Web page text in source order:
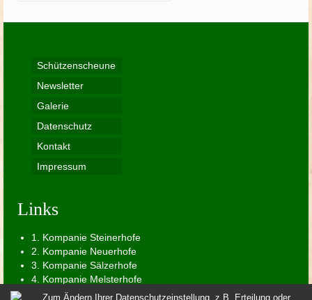
Schützenscheune
Newsletter
Galerie
Datenschutz
Kontakt
Impressum
Links
1. Kompanie Steinerhofe
2. Kompanie Neuerhofe
3. Kompanie Sälzerhofe
4. Kompanie Melsterhofe
5. Kompanie Petrihofe
Zum Ändern Ihrer Datenschutzeinstellung, z.B. Erteilung oder